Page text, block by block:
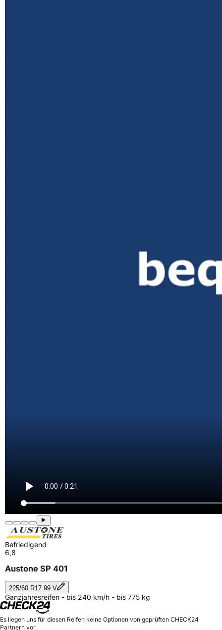
Befriedigend
6,8
Austone SP 401
225/60 R17 99 V
Ganzjahresreifen - bis 240 km/h - bis 775 kg
Es liegen uns für diesen Reifen keine Optionen von geprüften CHECK24
Partnern vor.